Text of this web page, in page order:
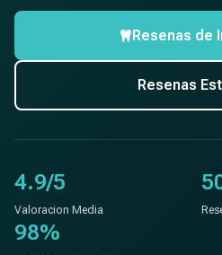
Resenas de
Resenas
4.9/5
Valoracion Media
98%